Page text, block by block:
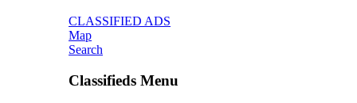
CLASSIFIED ADS
Map
Search
Classifieds Menu